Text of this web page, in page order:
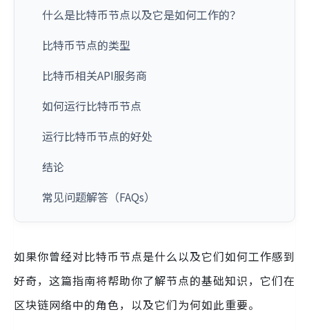
什么是比特币节点以及它是如何工作的？
比特币节点的类型
比特币相关API服务商
如何运行比特币节点
运行比特币节点的好处
结论
常见问题解答（FAQs）
如果你曾经对比特币节点是什么以及它们如何工作感到
好奇，这篇指南将帮助你了解节点的基础知识，它们在
区块链网络中的角色，以及它们为何如此重要。